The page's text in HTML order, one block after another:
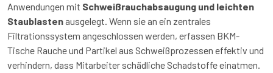
Anwendungen mit Schweißrauchabsaugung und leichten
Staublastenausgelegt. Wenn sie an ein zentrales
Filtrationssystem angeschlossen werden, erfassen BKM-
Tische Rauche und Partikel aus Schweißprozessen effektiv und
verhindern, dass Mitarbeiter schädliche Schadstoffe einatmen.